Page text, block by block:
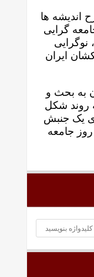
انديشه ها
گرايی
نوگرايی
ايران
به بحث و
روند شکل
يک جنبش
جامعه